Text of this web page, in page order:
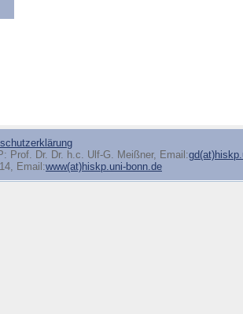
Prof. Dr. Dr. h.c. Ulf-G. Meißner, Email:
Email:www(at)hiskp.uni-bonn.de